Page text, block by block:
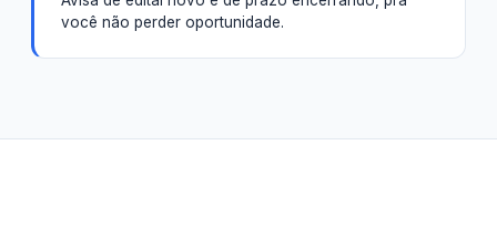
você não perder oportunidade.